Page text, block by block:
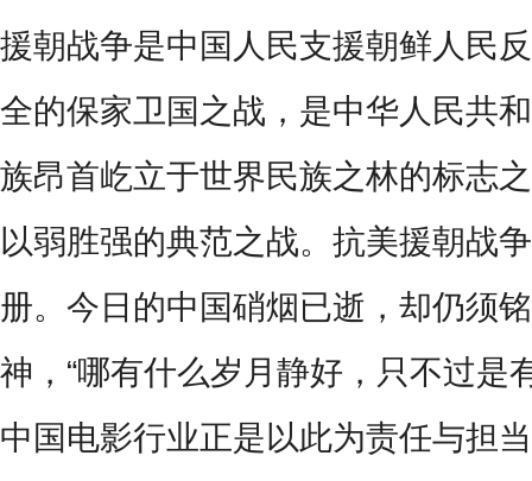
援朝战争是中国人民支援朝鲜人民
全的保家卫国之战，是中华人民共
族昂首屹立于世界民族之林的标志
以弱胜强的典范之战。抗美援朝战
册。今日的中国硝烟已逝，却仍须
神，“哪有什么岁月静好，只不过是
中国电影行业正是以此为责任与担